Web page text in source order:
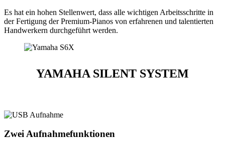
Es hat ein hohen Stellenwert, dass alle wichtigen Arbeitsschritte in
der Fertigung der Premium-Pianos von erfahrenen und talentierten
Handwerkern durchgeführt werden.
YAMAHA SILENT SYSTEM
Zwei Aufnahmefunktionen